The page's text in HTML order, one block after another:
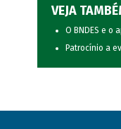
VEJA
O BNDES e o
Patrocínio a